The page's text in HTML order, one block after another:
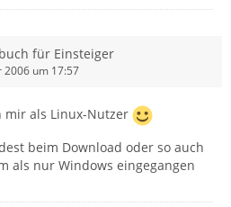
für Einsteiger
2006 um 17:57
mir als Linux-Nutzer
beim Download oder so auch
als nur Windows eingegangen